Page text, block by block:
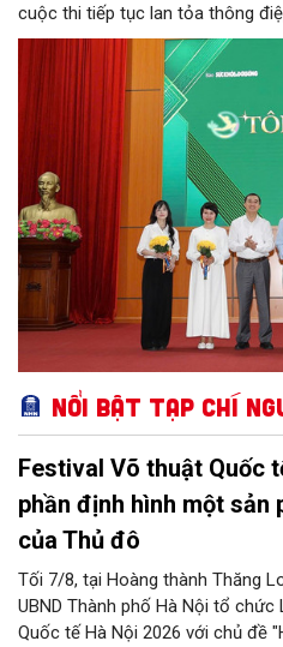
cuộc thi tiếp tục lan tỏa thông
mạnh và khuyến khích người
Nổi bật Tạp chí
Festival Võ thuật Quốc
phần định hình một sản
của Thủ đô
Tối 7/8, tại Hoàng thành Thăng
UBND Thành phố Hà Nội tổ
Quốc tế Hà Nội 2026 với chủ đề